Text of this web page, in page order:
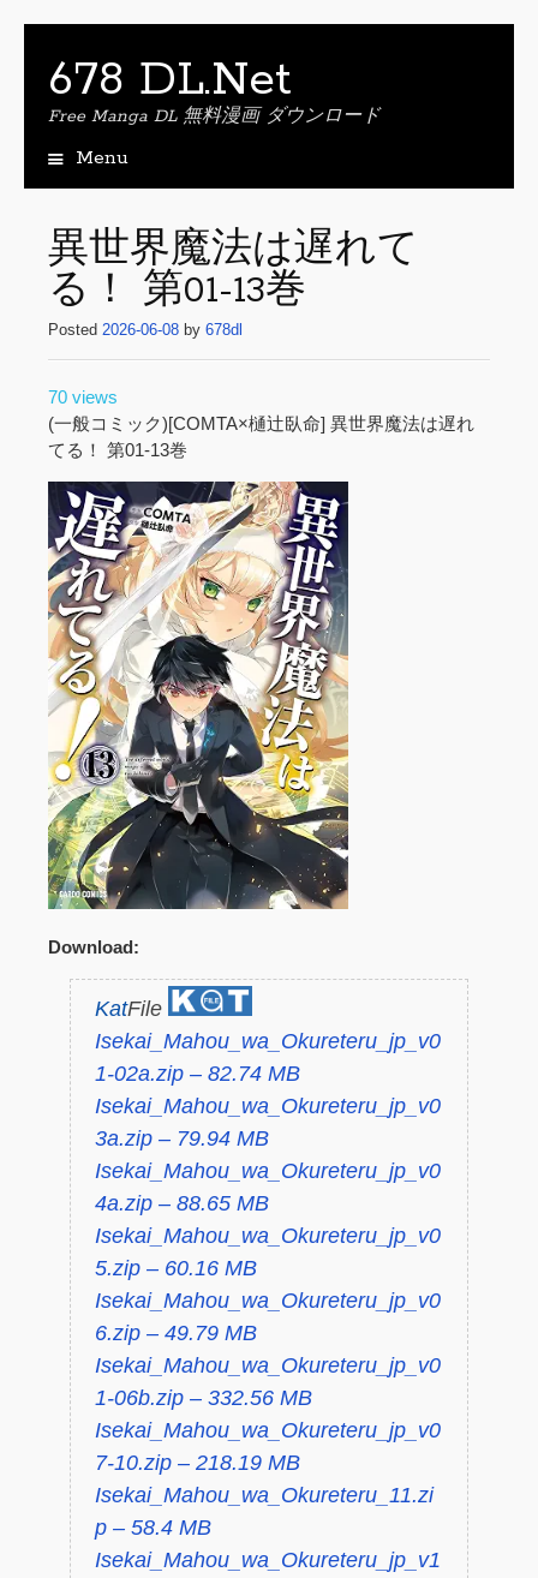
678 DL.Net
Free Manga DL 無料漫画 ダウンロード
Menu
i
p
t
o
c
o
t
n
t
異世界魔法は遅れて
る！ 第01-13巻
Posted 2026-06-08 by 678dl
70 views
(一般コミック)[COMTA×樋辻臥命] 異世界魔法は遅れ
てる！ 第01-13巻
Download:
KatFile
Isekai_Mahou_wa_Okureteru_jp_v0
1-02a.zip – 82.74 MB
Isekai_Mahou_wa_Okureteru_jp_v0
3a.zip – 79.94 MB
Isekai_Mahou_wa_Okureteru_jp_v0
4a.zip – 88.65 MB
Isekai_Mahou_wa_Okureteru_jp_v0
5.zip – 60.16 MB
Isekai_Mahou_wa_Okureteru_jp_v0
6.zip – 49.79 MB
Isekai_Mahou_wa_Okureteru_jp_v0
1-06b.zip – 332.56 MB
Isekai_Mahou_wa_Okureteru_jp_v0
7-10.zip – 218.19 MB
Isekai_Mahou_wa_Okureteru_11.zi
p – 58.4 MB
Isekai_Mahou_wa_Okureteru_jp_v1